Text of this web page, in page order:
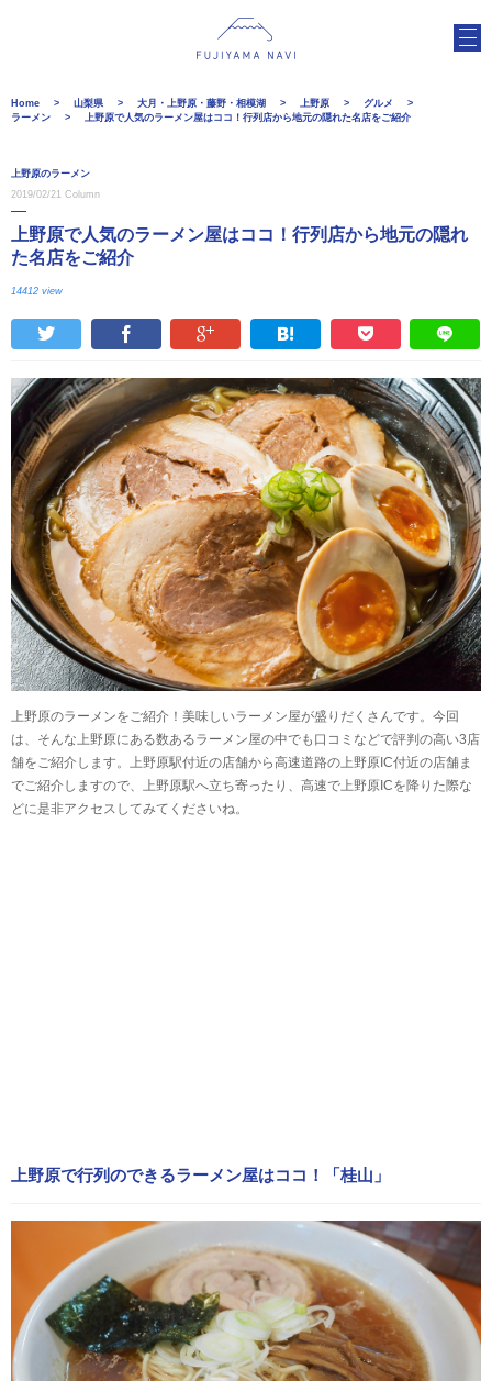
Home 山梨県 大月・上野原・藤野・相模湖 上野原
グルメ
ラーメン
上野原で人気のラーメン屋はココ！行列店から地元の隠れた名店をご紹介
上野原のラーメン
2019/02/21 Column
上野原で人気のラーメン屋はココ！行列店から地元の隠れ
た名店をご紹介
14412 view
上野原のラーメンをご紹介！美味しいラーメン屋が盛りだくさんです。今回
は、そんな上野原にある数あるラーメン屋の中でも口コミなどで評判の高い3店
舗をご紹介します。上野原駅付近の店舗から高速道路の上野原IC付近の店舗ま
でご紹介しますので、上野原駅へ立ち寄ったり、高速で上野原ICを降りた際な
どに是非アクセスしてみてくださいね。
上野原で行列のできるラーメン屋はココ！「桂山」